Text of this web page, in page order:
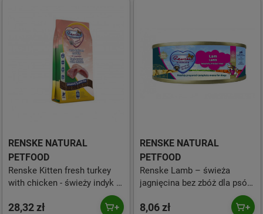
RENSKE NATURAL
PETFOOD
Renske Kitten fresh turkey
with chicken - świeży indyk z
kociąt - 400 g
28,32 zł
RENSKE NATURAL
PETFOOD
Renske Lamb – świeża
jagnięcina bez zbóż dla psów
8,06 zł